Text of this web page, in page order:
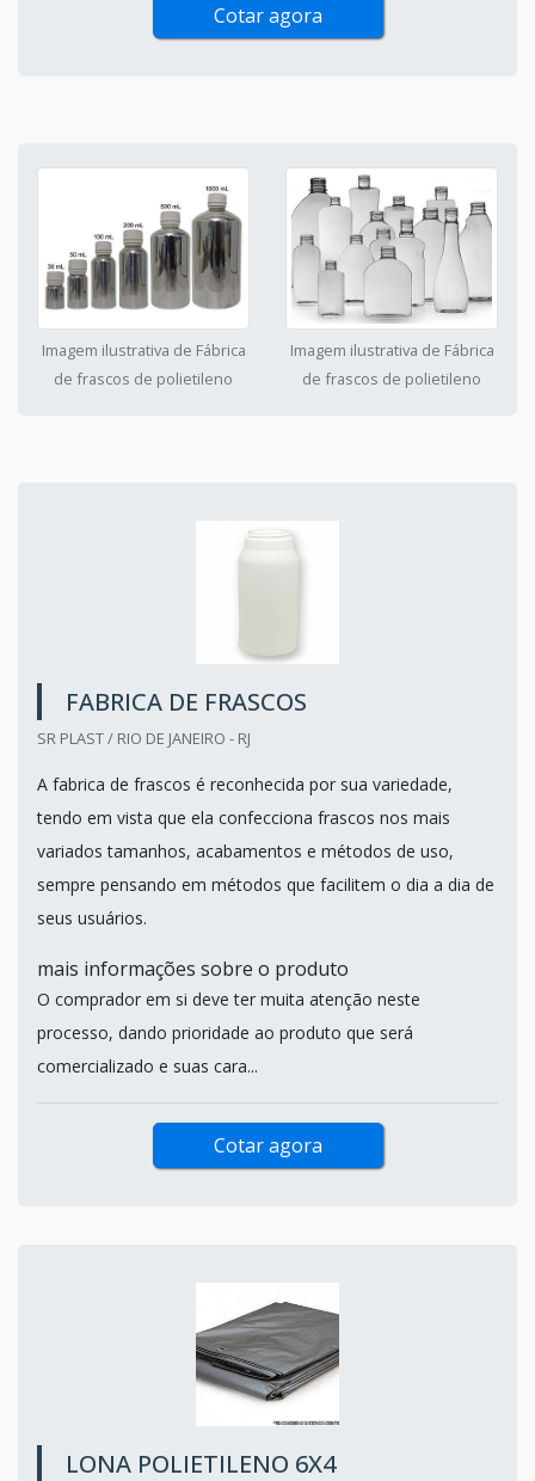
Cotar agora
Imagem ilustrativa de Fábrica
de frascos de polietileno
Imagem ilustrativa de Fábrica
de frascos de polietileno
FABRICA DE FRASCOS
SR PLAST / RIO DE JANEIRO - RJ
A fabrica de frascos é reconhecida por sua variedade,
tendo em vista que ela confecciona frascos nos mais
variados tamanhos, acabamentos e métodos de uso,
sempre pensando em métodos que facilitem o dia a dia de
seus usuários.
mais informações sobre o produto
O comprador em si deve ter muita atenção neste
processo, dando prioridade ao produto que será
comercializado e suas cara...
Cotar agora
LONA POLIETILENO 6X4